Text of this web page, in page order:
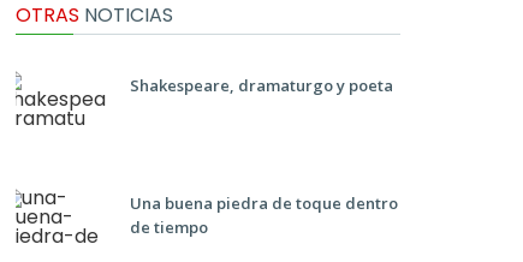
OTRAS NOTICIAS
Shakespeare, dramaturgo y poeta
Una buena piedra de toque dentro
de tiempo